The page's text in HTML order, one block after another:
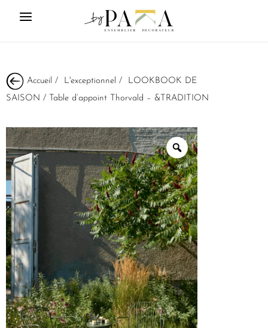
Accueil / L'exceptionnel /
LOOKBOOK DE
SAISON / Table d’appoint Thorvald – &TRADITION